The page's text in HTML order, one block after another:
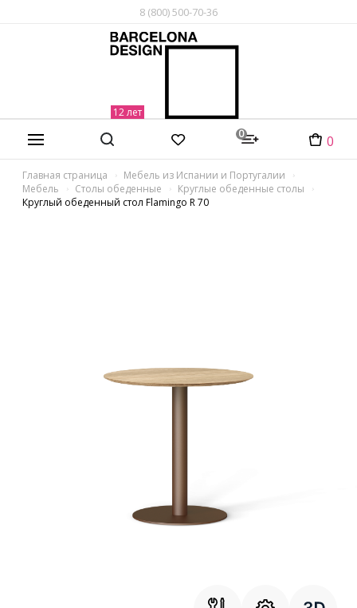
8 (800) 500-70-36
0 0
Главная страница
Мебель из Испании и Португалии
Мебель
Столы обеденные
Круглые обеденные столы
Круглый обеденный стол Flamingo R 70